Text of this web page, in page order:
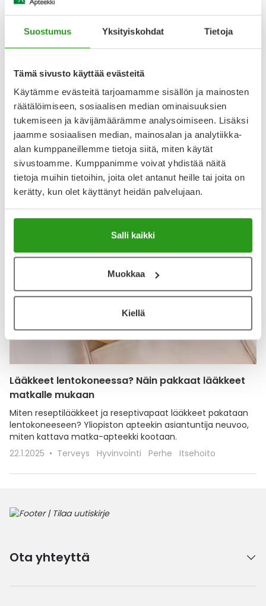
Suostumus Yksityiskohdat Tietoja
Tämä sivusto käyttää evästeitä
Käytämme evästeitä tarjoamamme sisällön ja mainosten
räätälöimiseen, sosiaalisen median ominaisuuksien
tukemiseen ja kävijämäärämme analysoimiseen. Lisäksi
jaamme sosiaalisen median, mainosalan ja analytiikka-
alan kumppaneillemme tietoja siitä, miten käytät
sivustoamme. Kumppanimme voivat yhdistää näitä
tietoja muihin tietoihin, joita olet antanut heille tai joita on
kerätty, kun olet käyttänyt heidän palvelujaan.
Salli kaikki
Muokkaa
Kiellä
15.6.2023
Ensiapupakkaus
Sopivan kokoinen matkalle mukaan. Kaikki tarvittava löytyy
30.12.2016
Hyvä
Näytä lisää arvosteluja
Katso kaikki Ensiapulaukku-tuotteet
Lääkkeet lentokoneessa? Näin pakkaat lääkkeet
matkalle mukaan
Miten reseptilääkkeet ja reseptivapaat lääkkeet pakataan
lentokoneeseen? Yliopiston apteekin asiantuntija neuvoo,
miten kattava matka-apteekki kootaan.
22.1.2025
Terveys Hyvinvointi Perhe Itsehoito
Ota yhteyttä